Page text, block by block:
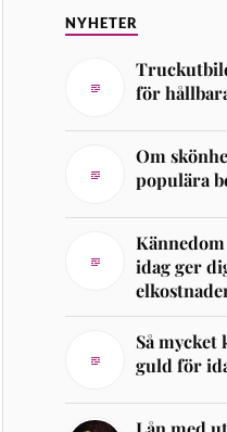
NYHETER
för
Om
populära
idag ger
Så mycket
guld för